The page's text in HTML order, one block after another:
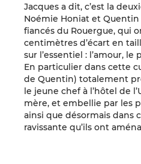
Jacques a dit, c’est la
Noémie Honiat et
fiancés du Rouergue, qui
centimètres d’écart en
sur l’essentiel : l’amour,
En particulier dans cette
de Quentin) totalement
le jeune chef à l’hôtel de
mère, et embellie par les
ainsi que désormais dans
ravissante qu’ils ont